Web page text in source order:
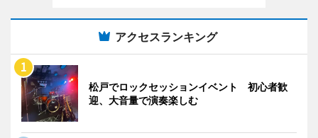
アクセスランキング
松戸でロックセッションイベント 初心者歓
迎、大音量で演奏楽しむ